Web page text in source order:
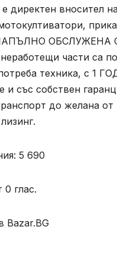
вносител
НАПЪЛНО
части са
техника, с
и със собствен
до желана
5 690
глас.
Bazar.BG